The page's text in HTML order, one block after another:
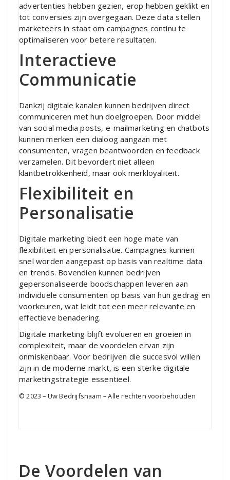
advertenties hebben gezien, erop hebben geklikt en
tot conversies zijn overgegaan. Deze data stellen
marketeers in staat om campagnes continu te
optimaliseren voor betere resultaten.
Interactieve
Communicatie
Dankzij digitale kanalen kunnen bedrijven direct
communiceren met hun doelgroepen. Door middel
van social media posts, e-mailmarketing en chatbots
kunnen merken een dialoog aangaan met
consumenten, vragen beantwoorden en feedback
verzamelen. Dit bevordert niet alleen
klantbetrokkenheid, maar ook merkloyaliteit.
Flexibiliteit en
Personalisatie
Digitale marketing biedt een hoge mate van
flexibiliteit en personalisatie. Campagnes kunnen
snel worden aangepast op basis van realtime data
en trends. Bovendien kunnen bedrijven
gepersonaliseerde boodschappen leveren aan
individuele consumenten op basis van hun gedrag en
voorkeuren, wat leidt tot een meer relevante en
effectieve benadering.
Digitale marketing blijft evolueren en groeien in
complexiteit, maar de voordelen ervan zijn
onmiskenbaar. Voor bedrijven die succesvol willen
zijn in de moderne markt, is een sterke digitale
marketingstrategie essentieel.
© 2023 – Uw Bedrijfsnaam – Alle rechten voorbehouden
De Voordelen van